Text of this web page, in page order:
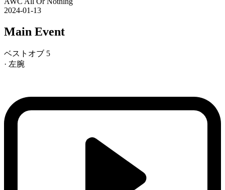
2024-01-13
Main Event
ベストオブ 5
· 左腕